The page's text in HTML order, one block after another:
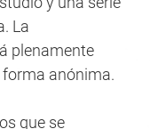
La
plenamente
anónima.
que se